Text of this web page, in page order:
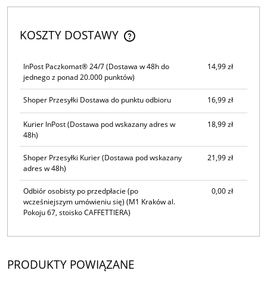
KOSZTY DOSTAWY
CENA NIE ZAWIERA EWENTUALNYCH KOSZTÓW PŁATNOŚCI
InPost Paczkomat® 24/7(Dostawa w 48h do
jednego z ponad 20.000 punktów)
14,99 zł
Shoper Przesyłki Dostawa do punktu odbioru 16,99 zł
Kurier InPost(Dostawa pod wskazany adres w
48h)
18,99 zł
Shoper Przesyłki Kurier(Dostawa pod wskazany
adres w 48h)
21,99 zł
Odbiór osobisty po przedpłacie (po
wcześniejszym umówieniu się) (M1 Kraków al.
Pokoju 67, stoisko CAFFETTIERA)
0,00 zł
PRODUKTY POWIĄZANE